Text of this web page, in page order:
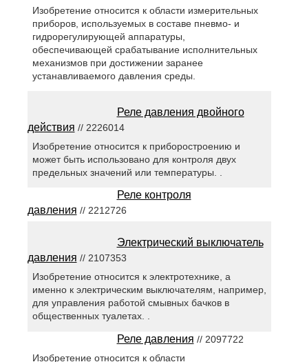
Изобретение относится к области измерительных
приборов, используемых в составе пневмо- и
гидрорегулирующей аппаратуры,
обеспечивающей срабатывание исполнительных
механизмов при достижении заранее
устанавливаемого давления среды.
Реле давления двойного
действия // 2226014
Изобретение относится к приборостроению и
может быть использовано для контроля двух
предельных значений или температуры. .
Реле контроля
давления // 2212726
Электрический выключатель
давления // 2107353
Изобретение относится к электротехнике, а
именно к электрическим выключателям, например,
для управления работой смывных бачков в
общественных туалетах. .
Реле давления // 2097722
Изобретение относится к области